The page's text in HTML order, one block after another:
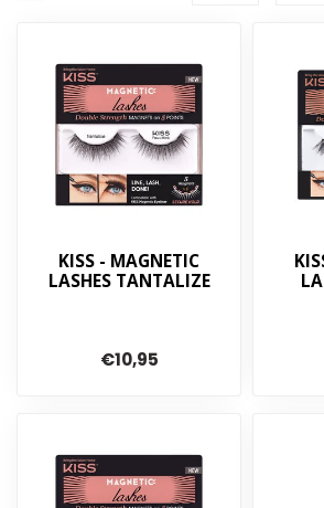
KISS - MAGNETIC
LASHES TANTALIZE
€10,95